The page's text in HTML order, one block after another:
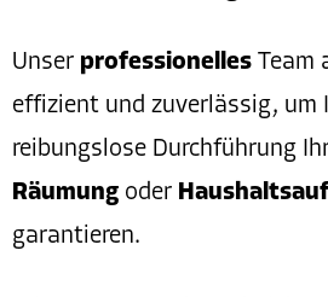
Unser professionelles Team
effizient und zuverlässig, um
reibungslose Durchführung
Räumung oder
garantieren.